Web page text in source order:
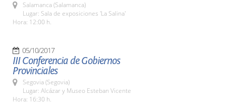
Salamanca (Salamanca)
Lugar: Sala de exposiciones 'La Salina'
Hora: 12:00 h.
05/10/2017
III Conferencia de Gobiernos
Provinciales
Segovia (Segovia)
Lugar: Alcázar y Museo Esteban Vicente
Hora: 16:30 h.